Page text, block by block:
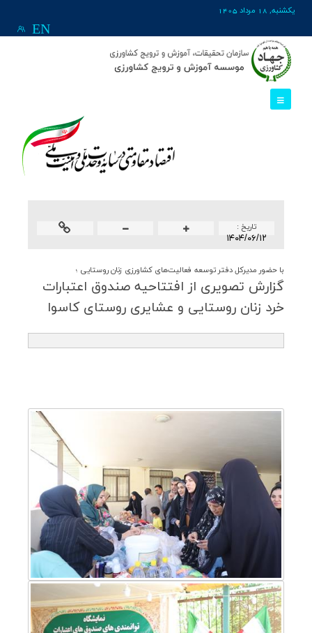
يکشنبه, 18 مرداد 1405
EN
تاريخ :
۱۴۰۴/۰۶/۱۲
با حضور مدیرکل دفتر توسعه فعالیت‌های کشاورزی زنان روستایی ؛
گزارش تصویری از افتتاحیه صندوق اعتبارات
خرد زنان روستایی و عشایری روستای كاسوا